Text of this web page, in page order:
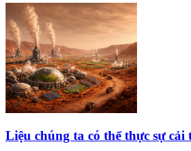
Liệu chúng ta có thể thực sự cải